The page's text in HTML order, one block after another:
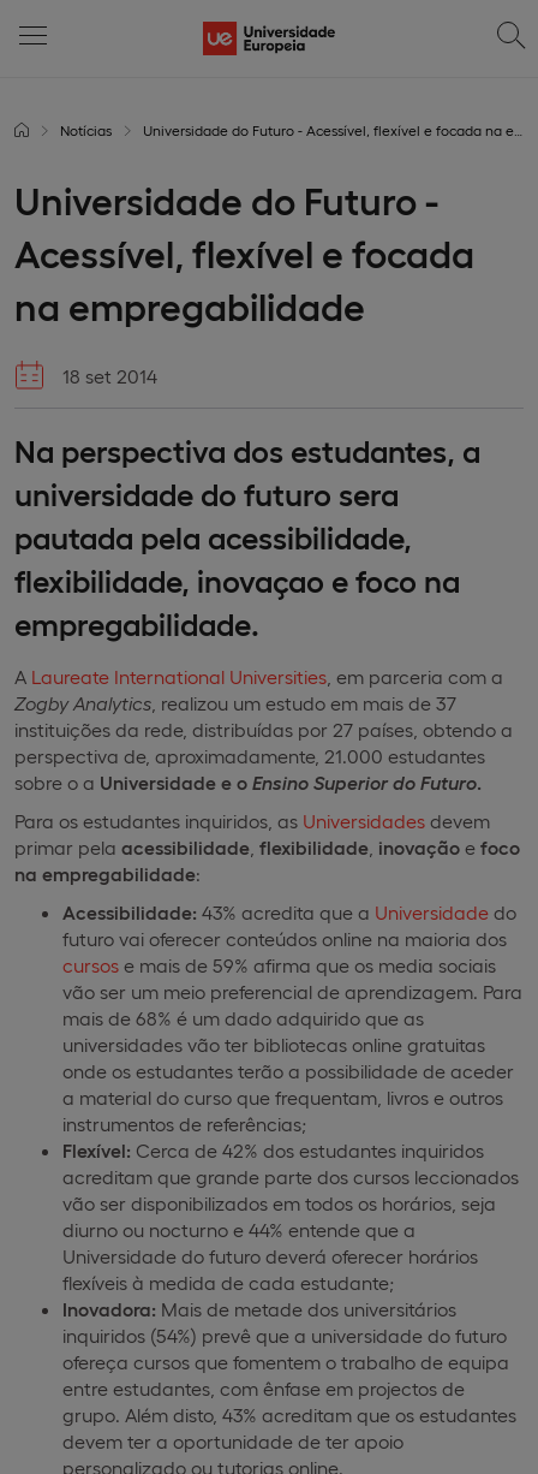
Notícias Universidade do Futuro - Acessível, flexível e focada na empregabilidade
Universidade do Futuro -
Acessível, flexível e focada
na empregabilidade
18 set 2014
Na perspectiva dos estudantes, a
universidade do futuro sera
pautada pela acessibilidade,
flexibilidade, inovaçao e foco na
empregabilidade.
A Laureate International Universities , em parceria com a
Zogby Analytics , realizou um estudo em mais de 37
instituições da rede, distribuídas por 27 países, obtendo a
perspectiva de, aproximadamente, 21.000 estudantes
sobre o a Universidade e o Ensino Superior do Futuro.
Para os estudantes inquiridos, as Universidades devem
primar pela acessibilidade flexibilidade inovação e foco
na empregabilidade:
Acessibilidade: 43% acredita que a Universidade do
futuro vai oferecer conteúdos online na maioria dos
cursos e mais de 59% afirma que os media sociais
vão ser um meio preferencial de aprendizagem. Para
mais de 68% é um dado adquirido que as
universidades vão ter bibliotecas online gratuitas
onde os estudantes terão a possibilidade de aceder
a material do curso que frequentam, livros e outros
instrumentos de referências;
Flexível: Cerca de 42% dos estudantes inquiridos
acreditam que grande parte dos cursos leccionados
vão ser disponibilizados em todos os horários, seja
diurno ou nocturno e 44% entende que a
Universidade do futuro deverá oferecer horários
flexíveis à medida de cada estudante;
Inovadora: Mais de metade dos universitários
inquiridos (54%) prevê que a universidade do futuro
ofereça cursos que fomentem o trabalho de equipa
entre estudantes, com ênfase em projectos de
grupo. Além disto, 43% acreditam que os estudantes
devem ter a oportunidade de ter apoio
personalizado ou tutorias online.